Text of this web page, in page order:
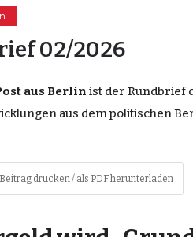
02/2026
aus Berlin ist der Rundbrief
aus dem politischen
drucken / als PDF herunterladen